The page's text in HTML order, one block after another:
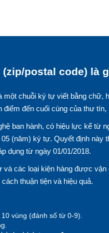
postal code) là
chuỗi ký tự viết bằng chữ,
đến cuối cùng của thư tín,
ban hành, có hiệu lực kể từ
(năm) ký tự. Quyết định này
dụng từ ngày 01/01/2018.
các loại kiện hàng được
thuận tiện và hiệu quả.
vùng (đánh số từ 0-9).